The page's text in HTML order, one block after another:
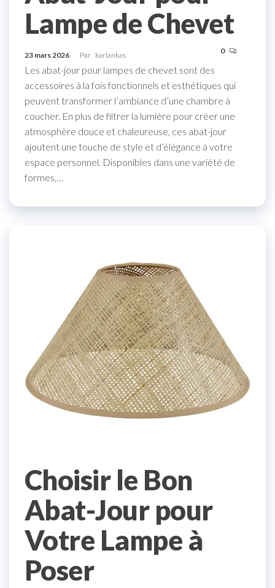
Lampe de Chevet
23 mars 2026 Par karlankas 0
Les abat-jour pour lampes de chevet sont des
accessoires à la fois fonctionnels et esthétiques qui
peuvent transformer l’ambiance d’une chambre à
coucher. En plus de filtrer la lumière pour créer une
atmosphère douce et chaleureuse, ces abat-jour
ajoutent une touche de style et d’élégance à votre
espace personnel. Disponibles dans une variété de
formes,…
Choisir le Bon
Abat-Jour pour
Votre Lampe à
Poser